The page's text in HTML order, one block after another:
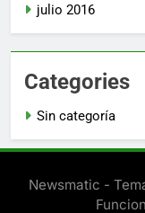
julio 2016
Categories
Sin categoría
Newsmatic -